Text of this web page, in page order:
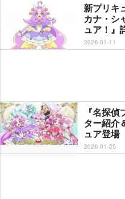
新プリキ
カナ・シ
ュア！』
2026-01-11
『名探
ター紹介
ュア登場
2026-01-25